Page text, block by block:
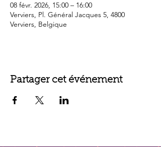
08 févr. 2026, 15:00 – 16:00
Verviers, Pl. Général Jacques 5, 4800
Verviers, Belgique
Partager cet événement